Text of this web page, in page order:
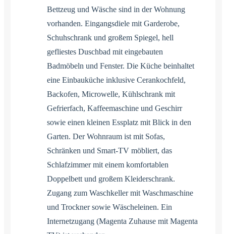
Bettzeug und Wäsche sind in der Wohnung
vorhanden. Eingangsdiele mit Garderobe,
Schuhschrank und großem Spiegel, hell
gefliestes Duschbad mit eingebauten
Badmöbeln und Fenster. Die Küche beinhaltet
eine Einbauküche inklusive Cerankochfeld,
Backofen, Microwelle, Kühlschrank mit
Gefrierfach, Kaffeemaschine und Geschirr
sowie einen kleinen Essplatz mit Blick in den
Garten. Der Wohnraum ist mit Sofas,
Schränken und Smart-TV möbliert, das
Schlafzimmer mit einem komfortablen
Doppelbett und großem Kleiderschrank.
Zugang zum Waschkeller mit Waschmaschine
und Trockner sowie Wäscheleinen. Ein
Internetzugang (Magenta Zuhause mit Magenta